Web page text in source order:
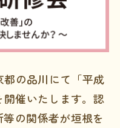
都の品川にて「平成
催いたします。認
の関係者が垣根を